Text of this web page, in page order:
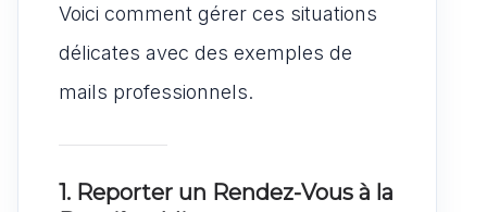
Voici comment gérer ces situations
délicates avec des exemples de
mails professionnels.
1. Reporter un Rendez-Vous à la